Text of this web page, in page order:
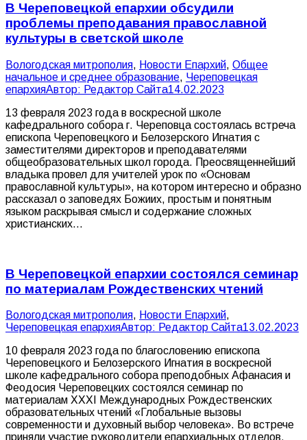
В Череповецкой епархии обсудили
проблемы преподавания православной
культуры в светской школе
Вологодская митрополия, Новости Епархий, Общее
начальное и среднее образование, Череповецкая
епархияАвтор: Редактор Сайта14.02.2023
13 февраля 2023 года в воскресной школе
кафедрального собора г. Череповца состоялась встреча
епископа Череповецкого и Белозерского Игнатия с
заместителями директоров и преподавателями
общеобразовательных школ города. Преосвященнейший
владыка провел для учителей урок по «Основам
православной культуры», на котором интересно и образно
рассказал о заповедях Божиих, простым и понятным
языком раскрывая смысл и содержание сложных
христианских…
В Череповецкой епархии состоялся семинар
по материалам Рождественских чтений
Вологодская митрополия, Новости Епархий,
Череповецкая епархияАвтор: Редактор Сайта13.02.2023
10 февраля 2023 года по благословению епископа
Череповецкого и Белозерского Игнатия в воскресной
школе кафедрального собора преподобных Афанасия и
Феодосия Череповецких состоялся семинар по
материалам XXXI Международных Рождественских
образовательных чтений «Глобальные вызовы
современности и духовный выбор человека». Во встрече
приняли участие руководители епархиальных отделов,